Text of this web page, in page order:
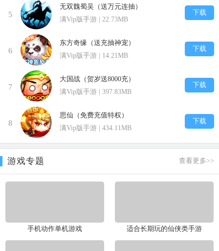
5
无双魏蜀吴（送万元连抽）
满Vip版手游 | 22.73MB
下载
6
东方奇缘（送充抽神宠）
满Vip版手游 | 14.21MB
下载
7
大国战（贺岁送8000充）
满Vip版手游 | 397.83MB
下载
8
思仙（免费充值特权）
满Vip版手游 | 434.11MB
下载
游戏专题 查看更多>>
手机动作单机游戏 适合长期玩的仙侠类手游